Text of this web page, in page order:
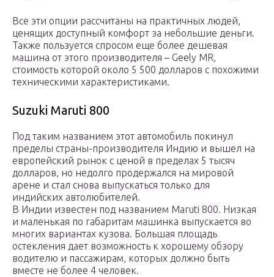
Все эти опции рассчитаны на практичных людей,
ценящих доступный комфорт за небольшие деньги.
Также пользуется спросом еще более дешевая
машина от этого производителя – Geely MR,
стоимость которой около 5 500 долларов с похожими
техническими характеристиками.
Suzuki Maruti 800
Под таким названием этот автомобиль покинул
пределы страны-производителя Индию и вышел на
европейский рынок с ценой в пределах 5 тысяч
долларов, но недолго продержался на мировой
арене и стал снова выпускаться только для
индийских автолюбителей.
В Индии известен под названием Maruti 800. Низкая
и маленькая по габаритам машинка выпускается во
многих вариантах кузова. Большая площадь
остекления дает возможность к хорошему обзору
водителю и пассажирам, которых должно быть
вместе не более 4 человек.